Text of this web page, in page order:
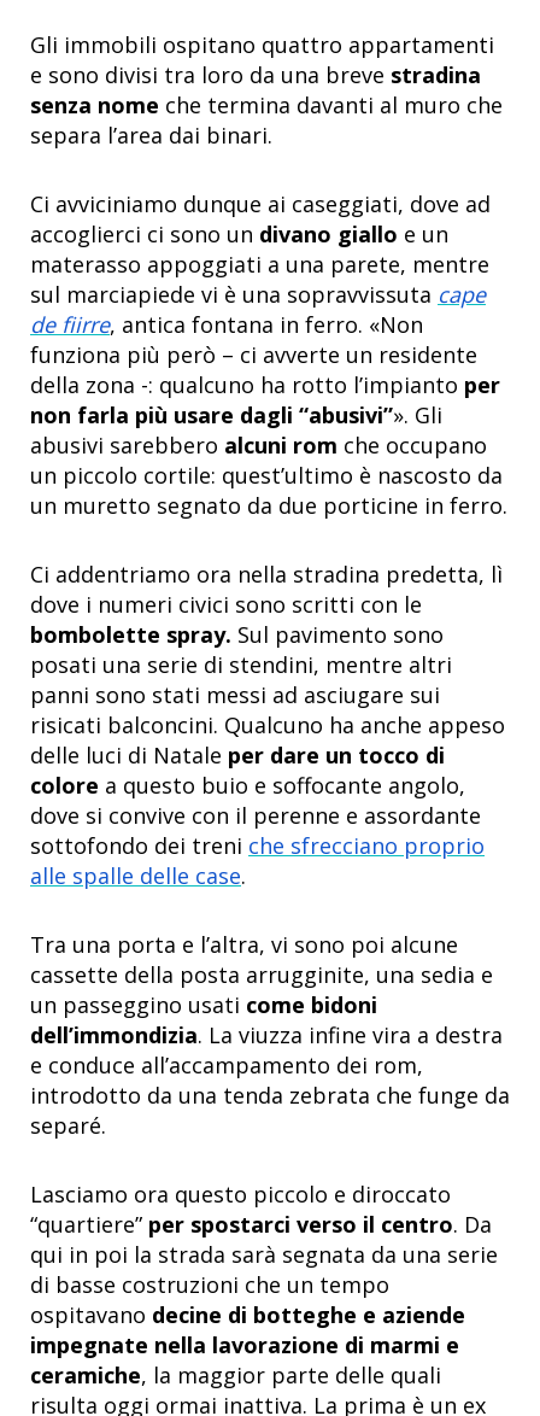
Gli immobili ospitano quattro appartamenti
e sono divisi tra loro da una breve stradina
senza nome che termina davanti al muro che
separa l’area dai binari.
Ci avviciniamo dunque ai caseggiati, dove ad
accoglierci ci sono un divano giallo e un
materasso appoggiati a una parete, mentre
sul marciapiede vi è una sopravvissuta cape
de fiirre, antica fontana in ferro. «Non
funziona più però – ci avverte un residente
della zona -: qualcuno ha rotto l’impianto per
non farla più usare dagli “abusivi”». Gli
abusivi sarebbero alcuni rom che occupano
un piccolo cortile: quest’ultimo è nascosto da
un muretto segnato da due porticine in ferro.
Ci addentriamo ora nella stradina predetta, lì
dove i numeri civici sono scritti con le
bombolette spray. Sul pavimento sono
posati una serie di stendini, mentre altri
panni sono stati messi ad asciugare sui
risicati balconcini. Qualcuno ha anche appeso
delle luci di Natale per dare un tocco di
colore a questo buio e soffocante angolo,
dove si convive con il perenne e assordante
sottofondo dei treni che sfrecciano proprio
alle spalle delle case.
Tra una porta e l’altra, vi sono poi alcune
cassette della posta arrugginite, una sedia e
un passeggino usati come bidoni
dell’immondizia. La viuzza infine vira a destra
e conduce all’accampamento dei rom,
introdotto da una tenda zebrata che funge da
separé.
Lasciamo ora questo piccolo e diroccato
“quartiere” per spostarci verso il centro. Da
qui in poi la strada sarà segnata da una serie
di basse costruzioni che un tempo
ospitavano decine di botteghe e aziende
impegnate nella lavorazione di marmi e
ceramiche, la maggior parte delle quali
risulta oggi ormai inattiva. La prima è un ex